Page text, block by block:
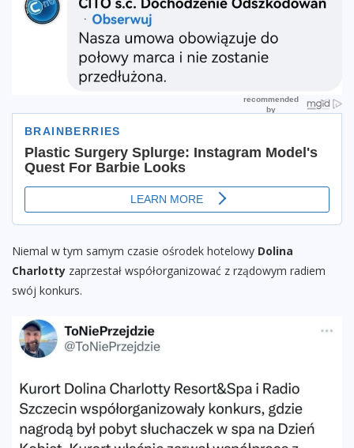
Niemal w tym samym czasie ośrodek hotelowy Dolina
Charlotty zaprzestał współorganizować z rządowym radiem
swój konkurs.